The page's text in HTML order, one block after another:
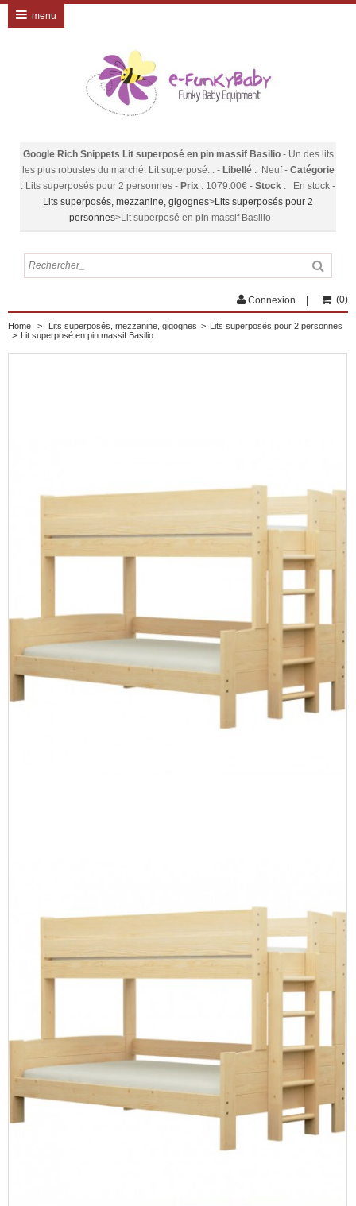
Google Rich Snippets Lit superposé en pin massif Basilio- Un des lits
les plus robustes du marché. Lit superposé...- Libellé: Neuf- Catégorie
: Lits superposés pour 2 personnes - Prix : 1079.00€ - Stock : En stock -
Lits superposés, mezzanine, gigognes>Lits superposés pour 2
personnes>Lit superposé en pin massif Basilio
menu
Connexion (0)
Home > Lits superposés, mezzanine, gigognes > Lits superposés pour 2 personnes
> Lit superposé en pin massif Basilio